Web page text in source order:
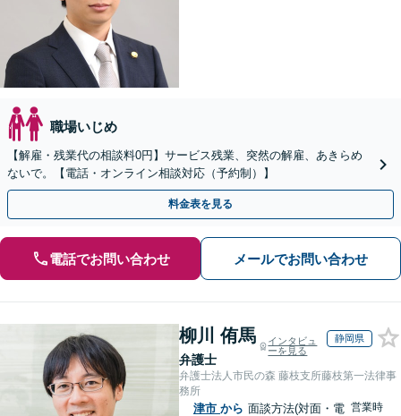
職場いじめ
【解雇・残業代の相談料0円】サービス残業、突然の解雇、あきらめ
ないで。【電話・オンライン相談対応（予約制）】
料金表を見る
電話でお問い合わせ メールでお問い合わせ
柳川 侑馬
弁護士
インタビュ
ーを見る
静岡県
弁護士法人市民の森 藤枝支所藤枝第一法律事
務所
津市 から 面談方法(対面・電 営業時